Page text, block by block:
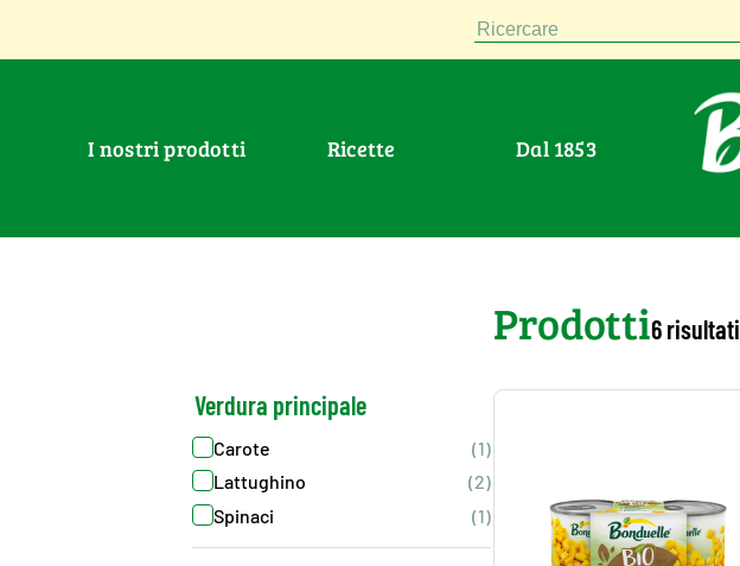
Ricercare
I nostri prodotti Ricette Dal 1853
Prodotti6 risultati
Verdura principale
Carote
(1)
Lattughino
(2)
Spinaci
(1)